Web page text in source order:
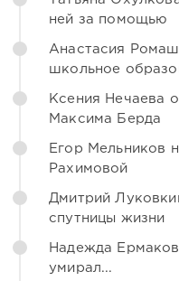
ней за помощью
Анастасия
школьное
Ксения Нечаева
Максима Берда
Егор Мельников
Рахимовой
Дмитрий
спутницы жизни
Надежда
умирал...